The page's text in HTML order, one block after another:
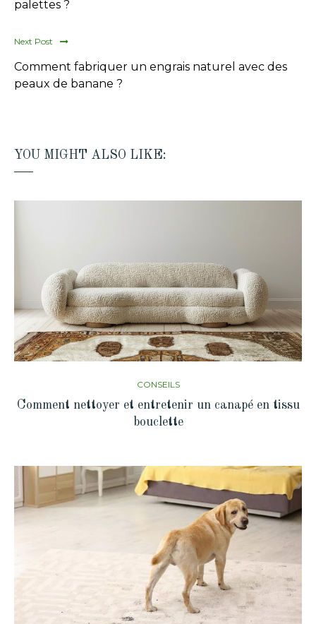
palettes ?
Next Post
Comment fabriquer un engrais naturel avec des
peaux de banane ?
YOU MIGHT ALSO LIKE:
CONSEILS
Comment nettoyer et entretenir un canapé en tissu
bouclette